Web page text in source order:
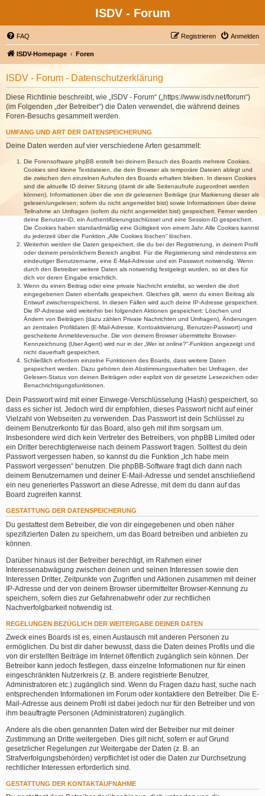
ISDV - Forum
FAQ Anmelden
Registrieren
ISDV-Homepage Foren
ISDV - Forum - Datenschutzerklärung
Diese Richtlinie beschreibt, wie „ISDV - Forum“ („https://www.isdv.net/forum“)
(im Folgenden „der Betreiber“) die Daten verwendet, die während deines
Foren-Besuchs gesammelt werden.
UMFANG UND ART DER DATENSPEICHERUNG
Deine Daten werden auf vier verschiedene Arten gesammelt:
Die Forensoftware phpBB erstellt bei deinem Besuch des Boards mehrere Cookies.
Cookies sind kleine Textdateien, die dein Browser als temporäre Dateien ablegt und
die zwischen den einzelnen Aufrufen des Boards erhalten bleiben. In diesen Cookies
sind die aktuelle ID deiner Sitzung (damit dir alle Seitenaufrufe zugeordnet werden
können), Informationen über die von dir gelesenen Beiträge (zur Markierung dieser als
gelesen/ungelesen; sofern du nicht angemeldet bist) sowie Informationen über deine
Teilnahme an Umfragen (sofern du nicht angemeldet bist) gespeichert. Ferner werden
deine Benutzer-ID, ein Authentifizierungsschlüssel und eine Session-ID gespeichert.
Die Cookies haben standardmäßig eine Gültigkeit von einem Jahr. Alle Cookies kannst
du jederzeit über die Funktion „Alle Cookies löschen“ löschen.
Weiterhin werden die Daten gespeichert, die du bei der Registrierung, in deinem Profil
oder deinem persönlichem Bereich angibst. Für die Registrierung sind mindestens ein
eindeutiger Benutzername, eine E-Mail-Adresse und ein Passwort notwendig. Wenn
durch den Betreiber weitere Daten als notwendig festgelegt wurden, so ist dies für
dich vor deren Eingabe ersichtlich.
Wenn du einen Beitrag oder eine private Nachricht erstellst, so werden die dort
eingegebenen Daten ebenfalls gespeichert. Gleiches gilt, wenn du einen Beitrag als
Entwurf zwischenspeicherst. In diesen Fällen wird auch deine IP-Adresse gespeichert.
Die IP-Adresse wird weiterhin bei folgenden Aktionen gespeichert: Löschen und
Ändern von Beiträgen (dazu zählen Private Nachrichten und Umfragen), Änderungen
an zentralen Profildaten (E-Mail-Adresse, Kontoaktivierung, Benutzer-Passwort) und
gescheiterte Anmeldeversuche. Die von deinem Browser übermittelte Browser-
Kennzeichnung (User Agent) wird nur in der „Wer ist online?“-Funktion angezeigt und
nicht dauerhaft gespeichert.
Schließlich erfordern einzelne Funktionen des Boards, dass weitere Daten
gespeichert werden. Dazu gehören dein Abstimmungsverhalten bei Umfragen, der
Gelesen-Status von deinen Beiträgen oder explizit von dir gesetzte Lesezeichen oder
Benachrichtigungsfunktionen.
Dein Passwort wird mit einer Einwege-Verschlüsselung (Hash) gespeichert, so
dass es sicher ist. Jedoch wird dir empfohlen, dieses Passwort nicht auf einer
Vielzahl von Webseiten zu verwenden. Das Passwort ist dein Schlüssel zu
deinem Benutzerkonto für das Board, also geh mit ihm sorgsam um.
Insbesondere wird dich kein Vertreter des Betreibers, von phpBB Limited oder
ein Dritter berechtigterweise nach deinem Passwort fragen. Solltest du dein
Passwort vergessen haben, so kannst du die Funktion „Ich habe mein
Passwort vergessen“ benutzen. Die phpBB-Software fragt dich dann nach
deinem Benutzernamen und deiner E-Mail-Adresse und sendet anschließend
ein neu generiertes Passwort an diese Adresse, mit dem du dann auf das
Board zugreifen kannst.
GESTATTUNG DER DATENSPEICHERUNG
Du gestattest dem Betreiber, die von dir eingegebenen und oben näher
spezifizierten Daten zu speichern, um das Board betreiben und anbieten zu
können.
Darüber hinaus ist der Betreiber berechtigt, im Rahmen einer
Interessenabwägung zwischen deinen und seinen Interessen sowie den
Interessen Dritter, Zeitpunkte von Zugriffen und Aktionen zusammen mit deiner
IP-Adresse und der von deinem Browser übermittelter Browser-Kennung zu
speichern, sofern dies zur Gefahrenabwehr oder zur rechtlichen
Nachverfolgbarkeit notwendig ist.
REGELUNGEN BEZÜGLICH DER WEITERGABE DEINER DATEN
Zweck eines Boards ist es, einen Austausch mit anderen Personen zu
ermöglichen. Du bist dir daher bewusst, dass die Daten deines Profils und die
von dir erstellten Beiträge im Internet öffentlich zugänglich sein können. Der
Betreiber kann jedoch festlegen, dass einzelne Informationen nur für einen
eingeschränkten Nutzerkreis (z. B. andere registrierte Benutzer,
Administratoren etc.) zugänglich sind. Wenn du Fragen dazu hast, suche nach
entsprechenden Informationen im Forum oder kontaktiere den Betreiber. Die E-
Mail-Adresse aus deinem Profil ist dabei jedoch nur für den Betreiber und von
ihm beauftragte Personen (Administratoren) zugänglich.
Andere als die oben genannten Daten wird der Betreiber nur mit deiner
Zustimmung an Dritte weitergeben. Dies gilt nicht, sofern er auf Grund
gesetzlicher Regelungen zur Weitergabe der Daten (z. B. an
Strafverfolgungsbehörden) verpflichtet ist oder die Daten zur Durchsetzung
rechtlicher Interessen erforderlich sind.
GESTATTUNG DER KONTAKTAUFNAHME